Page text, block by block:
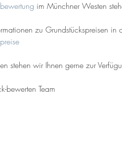
im Münchner Westen
zu Grundstückspreisen
stehen wir Ihnen gerne zur
bewerten Team